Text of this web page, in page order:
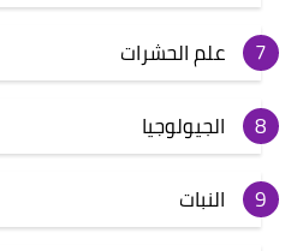
علم الحشرات
الجيولوجيا
النبات